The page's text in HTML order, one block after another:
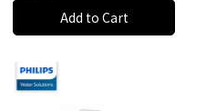
Add to Cart